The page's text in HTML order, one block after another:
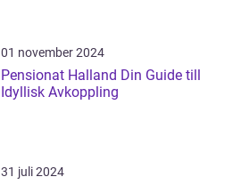
01 november 2024
Pensionat Halland Din Guide till
Idyllisk Avkoppling
31 juli 2024